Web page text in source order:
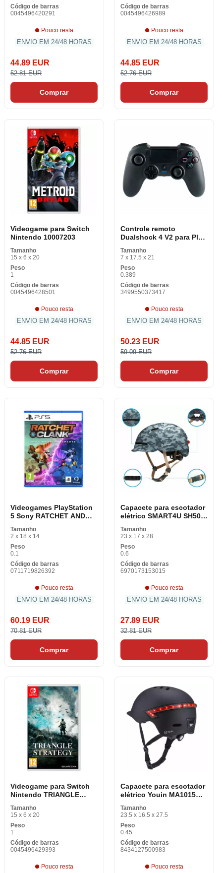
Código de barras
0045496420291
Pouco resta
ENVIO EM 24/48 HORAS
44.89 EUR
52.81 EUR
Comprar
Código de barras
0045496426989
Pouco resta
ENVIO EM 24/48 HORAS
44.85 EUR
52.76 EUR
Comprar
Videogame para Switch
Nintendo 10007203
Tamanho
15 x 6 x 20
Peso
1
Código de barras
0045496428501
Pouco resta
ENVIO EM 24/48 HORAS
44.85 EUR
52.76 EUR
Comprar
Controle remoto
Dualshock 4 V2 para Play
Tamanho
7 x 17.5 x 21
Peso
0.389
Código de barras
3499550373417
Pouco resta
ENVIO EM 24/48 HORAS
50.23 EUR
59.09 EUR
Comprar
Videogames PlayStation
5 Sony RATCHET AND
Tamanho
2 x 18 x 14
Peso
0.1
Código de barras
0711719826392
Pouco resta
ENVIO EM 24/48 HORAS
60.19 EUR
70.81 EUR
Comprar
Capacete para escotador
elétrico SMART4U SH50U
Tamanho
23 x 17 x 28
Peso
0.6
Código de barras
6970173153015
Pouco resta
ENVIO EM 24/48 HORAS
27.89 EUR
32.81 EUR
Comprar
Videogame para Switch
Nintendo TRIANGLE
Tamanho
15 x 6 x 20
Peso
1
Código de barras
0045496429393
Pouco resta
Capacete para escotador
elétrico Youin MA1015
Tamanho
23.5 x 16.5 x 27.5
Peso
0.45
Código de barras
8434127500983
Pouco resta